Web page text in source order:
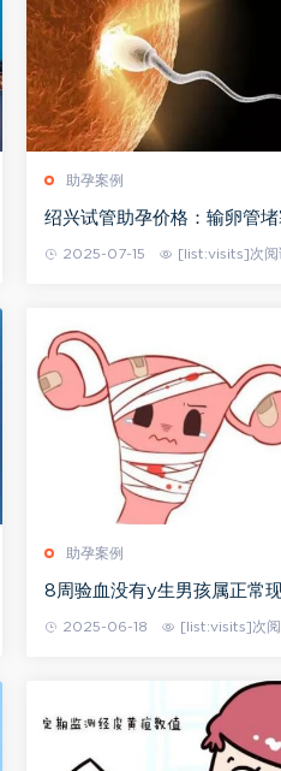
助孕案例
绍兴试管助孕价格：输卵管堵
什么药打通，医生：根据实际
2025-07-15 [list:visits]次阅
助孕案例
8周验血没有y生男孩属正常
响验血结果的因素主要是这4
2025-06-18 [list:visits]次阅